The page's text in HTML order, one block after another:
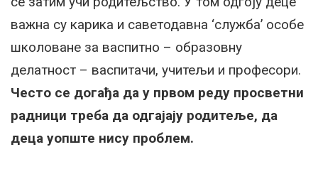
важна су карика и саветодавна ‘служба’ особе
школоване за васпитно – образовну
делатност – васпитачи, учитељи и професори.
Често се догађа да у првом реду просветни
радници треба да одгајају родитеље, да
деца уопште нису проблем.